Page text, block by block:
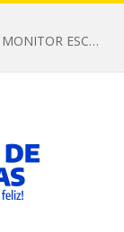
PROCESSO SELETIVO SIMPLIFICADO PARA MONITOR ESCOLAR